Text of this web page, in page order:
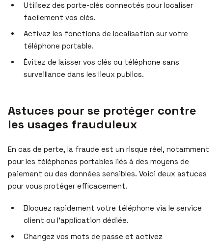
Utilisez des porte-clés connectés pour localiser
facilement vos clés.
Activez les fonctions de localisation sur votre
téléphone portable.
Évitez de laisser vos clés ou téléphone sans
surveillance dans les lieux publics.
Astuces pour se protéger contre
les usages frauduleux
En cas de perte, la fraude est un risque réel, notamment
pour les téléphones portables liés à des moyens de
paiement ou des données sensibles. Voici deux astuces
pour vous protéger efficacement.
Bloquez rapidement votre téléphone via le service
client ou l’application dédiée.
Changez vos mots de passe et activez